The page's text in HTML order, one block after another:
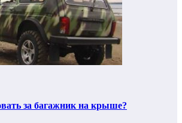
за багажник на крыше?